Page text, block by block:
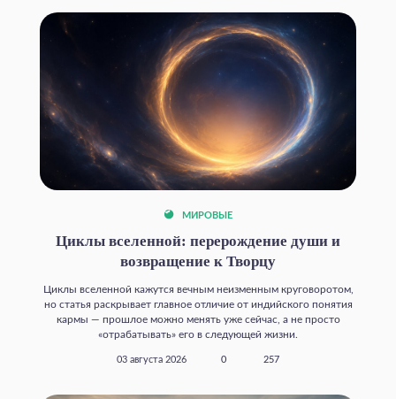
МИРОВЫЕ
Циклы вселенной: перерождение души и
возвращение к Творцу
Циклы вселенной кажутся вечным неизменным круговоротом,
но статья раскрывает главное отличие от индийского понятия
кармы — прошлое можно менять уже сейчас, а не просто
«отрабатывать» его в следующей жизни.
03 августа 2026 0 257